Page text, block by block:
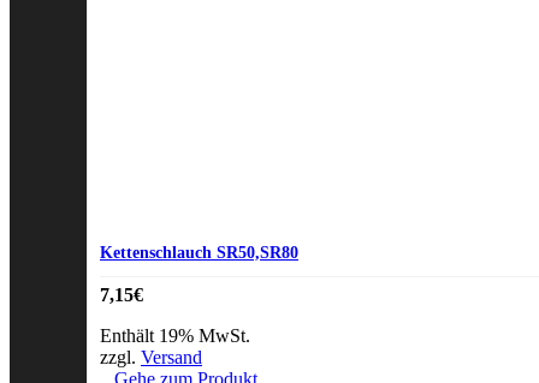
Kettenschlauch SR50,SR80
7,15€
Enthält 19% MwSt.
zzgl. Versand